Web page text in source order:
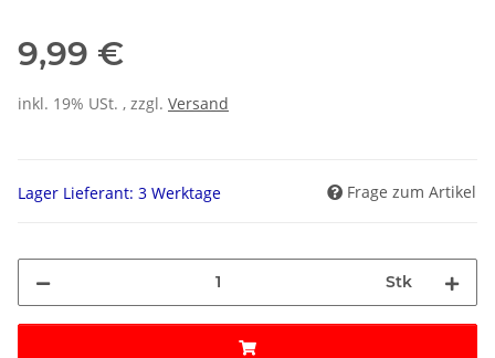
9,99 €
inkl. 19% USt. , zzgl. Versand
Lager Lieferant: 3 Werktage Frage zum Artikel
Stk